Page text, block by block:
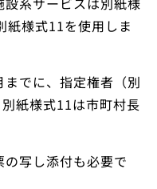
紙様式11を使用しま
でに、指定権者（別
紙様式11は市町村長
写し添付も必要で